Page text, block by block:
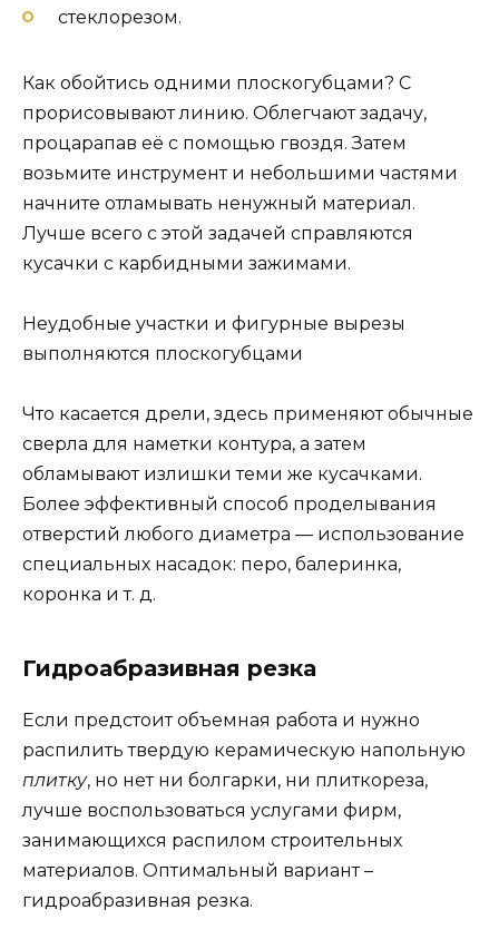
стеклорезом.
Как обойтись одними плоскогубцами? С
прорисовывают линию. Облегчают задачу,
процарапав её с помощью гвоздя. Затем
возьмите инструмент и небольшими частями
начните отламывать ненужный материал.
Лучше всего с этой задачей справляются
кусачки с карбидными зажимами.
Неудобные участки и фигурные вырезы
выполняются плоскогубцами
Что касается дрели, здесь применяют обычные
сверла для наметки контура, а затем
обламывают излишки теми же кусачками.
Более эффективный способ проделывания
отверстий любого диаметра — использование
специальных насадок: перо, балеринка,
коронка и т. д.
Гидроабразивная резка
Если предстоит объемная работа и нужно
распилить твердую керамическую напольную
плитку, но нет ни болгарки, ни плиткореза,
лучше воспользоваться услугами фирм,
занимающихся распилом строительных
материалов. Оптимальный вариант –
гидроабразивная резка.